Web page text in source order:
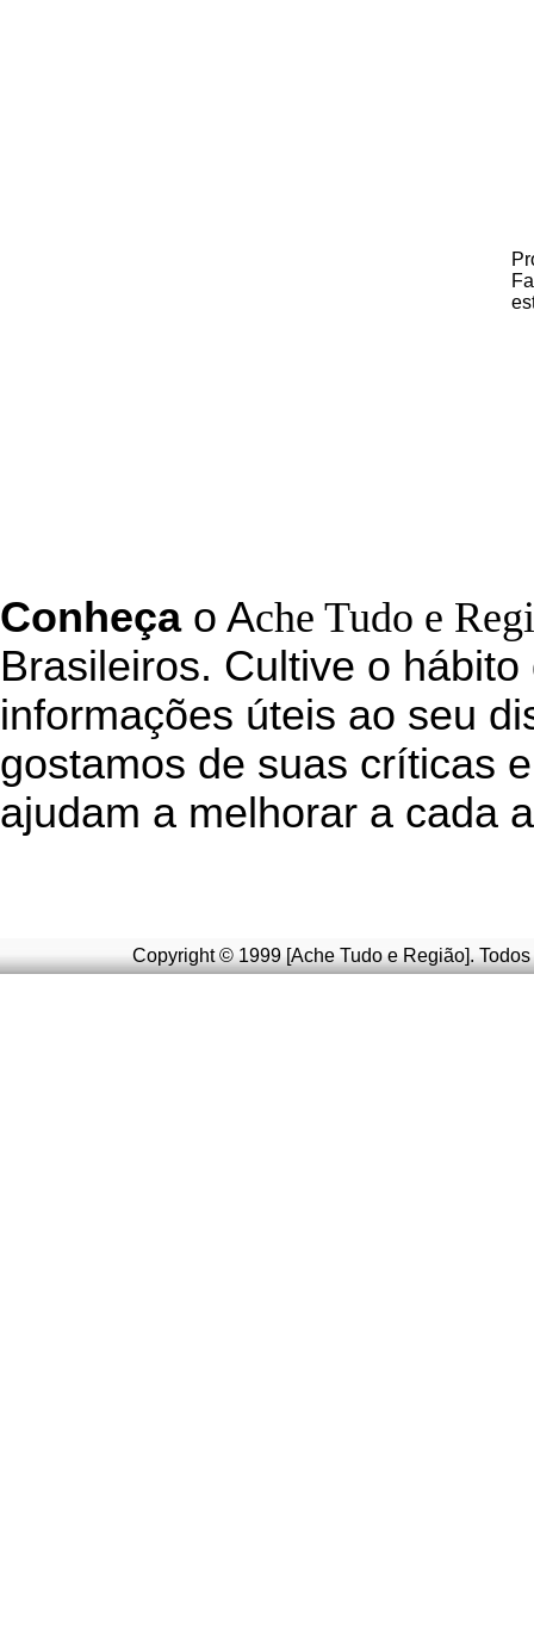
Conheçao Ache Tudo e
Brasileiros. Cultive o
informações úteis ao seu
gostamos de suas críticas
ajudam a melhorar a cada
Copyright © 1999 [Ache Tudo e Região].